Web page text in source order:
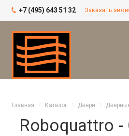
+7 (495) 643 51 32 Заказать
Главная Каталог Двери
Roboquattro -